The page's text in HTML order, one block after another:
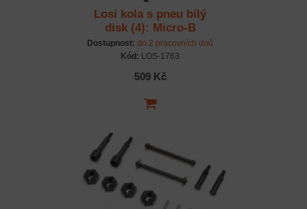
Losi kola s pneu bílý
disk (4): Micro-B
Dostupnost: do 2 pracovních dnů
Kód: LOS-1763
509 Kč